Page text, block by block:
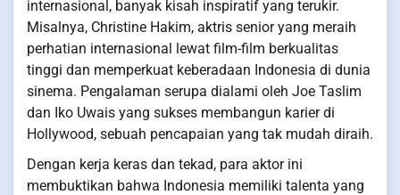
internasional, banyak kisah inspiratif yang terukir.
Misalnya, Christine Hakim, aktris senior yang meraih
perhatian internasional lewat film-film berkualitas
tinggi dan memperkuat keberadaan Indonesia di dunia
sinema. Pengalaman serupa dialami oleh Joe Taslim
dan Iko Uwais yang sukses membangun karier di
Hollywood, sebuah pencapaian yang tak mudah diraih.
Dengan kerja keras dan tekad, para aktor ini
membuktikan bahwa Indonesia memiliki talenta yang